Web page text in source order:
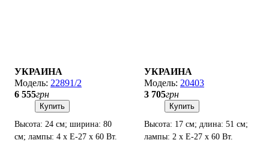
УКРАИНА
22891/2
6 555грн
Купить
Высота: 24 см; ширина: 80
см; лампы: 4 х Е-27 х 60 Вт.
УКРАИНА
20403
3 705грн
Купить
Высота: 17 см; длина: 51 см;
лампы: 2 х Е-27 х 60 Вт.